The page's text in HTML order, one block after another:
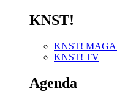
KNST!
KNST!
KNST! TV
Agenda